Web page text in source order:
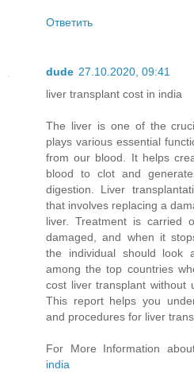
Ответить
dude 27.10.2020, 09:41
liver transplant cost in india
The liver is one of the
plays various essential
from our blood. It helps
blood to clot and
digestion. Liver
that involves replacing a
liver. Treatment is carried
damaged, and when it
the individual should look
among the top countries
cost liver transplant without
This report helps you
and procedures for liver
For More Information
india